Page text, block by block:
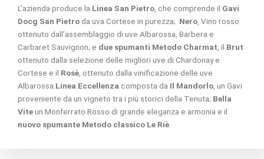
L’azienda produce la Linea San Pietro , che comprende il Gavi
Docg San Pietroda uva Cortese in purezza; Nero , Vino rosso
ottenuto dall’assemblaggio di uve Albarossa, Barbera e
Carbaret Sauvignon; e due spumanti Metodo Charmat , il Brut
ottenuto dalla selezione delle migliori uve di Chardonay e
Cortese e il Rosè , ottenuto dalla vinificazione delle uve
Albarossa. Linea Eccellenza composta da Il Mandorlo , un Gavi
proveniente da un vigneto tra i più storici della Tenuta; Bella
Viteun Monferrato Rosso di grande eleganza e armonia e il
nuovo spumante Metodo classico Le Riè